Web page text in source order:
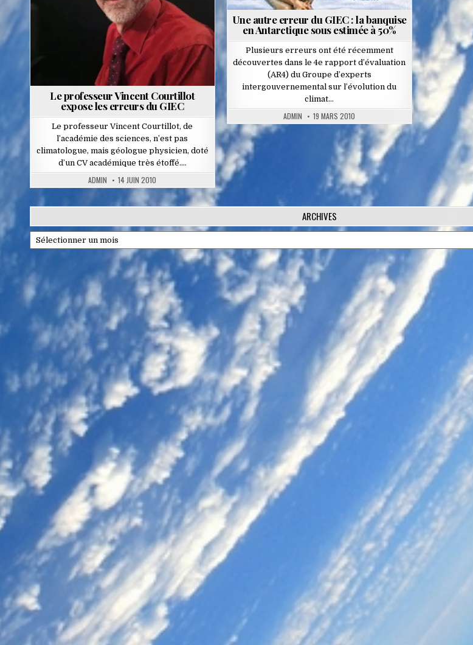
Le professeur Vincent Courtillot
expose les erreurs du GIEC
Le professeur Vincent Courtillot, de
l’académie des sciences, n’est pas
climatologue, mais géologue physicien, doté
d’un CV académique très étoffé….
ADMIN 14 JUIN 2010
Une autre erreur du GIEC : la banquise
en Antarctique sous estimée à 50%
Plusieurs erreurs ont été récemment
découvertes dans le 4e rapport d’évaluation
(AR4) du Groupe d’experts
intergouvernemental sur l’évolution du
climat…
ADMIN 19 MARS 2010
ARCHIVES
Archives